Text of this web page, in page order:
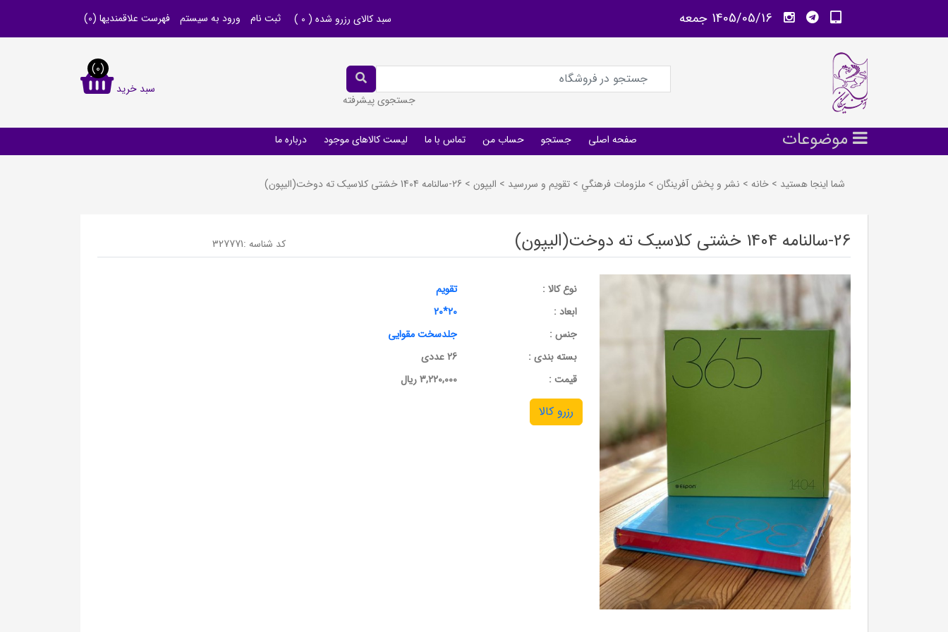
1405/05/16 جمعه سبد کالای رزرو شده ( 0
) ثبت نام ورود به سیستم فهرست علاقمندیها (0)
جستجوی پیشرفته
سبد خرید
(0)
موضوعات صفحه اصلی جستجو حساب من تماس با ما لیست کالاهای موجود درباره ما
شما اینجا هستید > خانه > نشر و پخش آفرينگان > ملزومات فرهنگي > تقويم و سررسيد > اليپون > 26-سالنامه 1404 خشتی کلاسیک ته دوخت(الیپون)
26-سالنامه 1404 خشتی کلاسیک ته دوخت(الیپون) کد شناسه :327771
نوع کالا :
تقویم
ابعاد :
20*20
جنس :
جلدسخت مقوایی
بسته بندی :
26 عددی
قيمت :
3,220,000 ریال
رزرو کالا